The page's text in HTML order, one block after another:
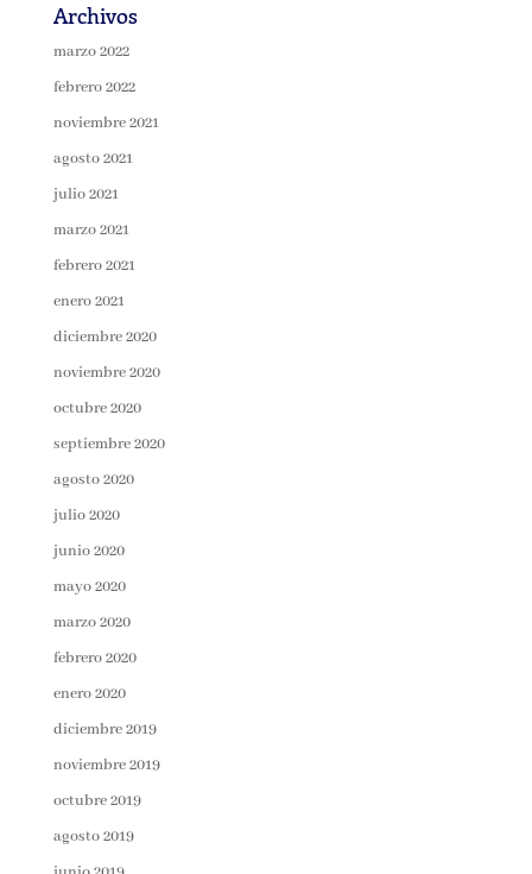
Archivos
marzo 2022
febrero 2022
noviembre 2021
agosto 2021
julio 2021
marzo 2021
febrero 2021
enero 2021
diciembre 2020
noviembre 2020
octubre 2020
septiembre 2020
agosto 2020
julio 2020
junio 2020
mayo 2020
marzo 2020
febrero 2020
enero 2020
diciembre 2019
noviembre 2019
octubre 2019
agosto 2019